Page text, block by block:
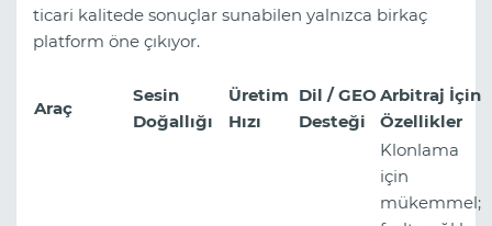
ticari kalitede sonuçlar sunabilen yalnızca birkaç
platform öne çıkıyor.
Araç
Sesin
Doğallığı
Üretim
Hızı
Dil / GEO
Desteği
Arbitraj İçin
Özellikler
Klonlama
için
mükemmel;